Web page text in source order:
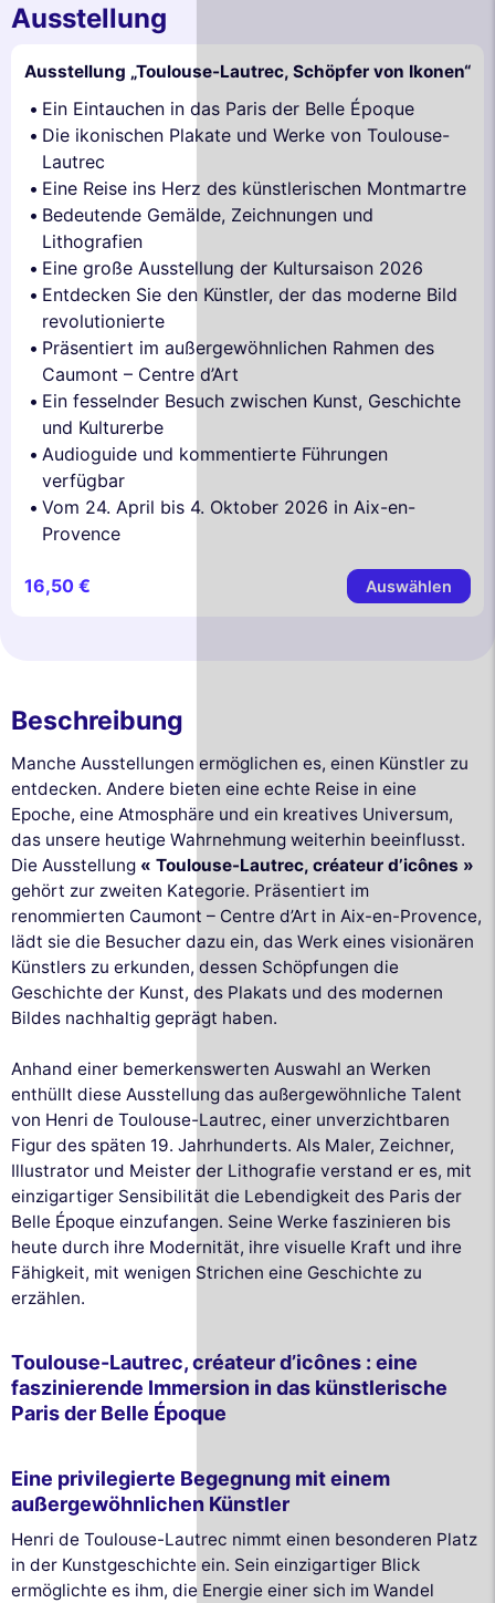
Ausstellung
Ausstellung „Toulouse-Lautrec, Schöpfer von Ikonen“
Ein Eintauchen in das Paris der Belle Époque
Die ikonischen Plakate und Werke von Toulouse-
Lautrec
Eine Reise ins Herz des künstlerischen Montmartre
Bedeutende Gemälde, Zeichnungen und
Lithografien
Eine große Ausstellung der Kultursaison 2026
Entdecken Sie den Künstler, der das moderne Bild
revolutionierte
Präsentiert im außergewöhnlichen Rahmen des
Caumont – Centre d’Art
Ein fesselnder Besuch zwischen Kunst, Geschichte
und Kulturerbe
Audioguide und kommentierte Führungen
verfügbar
Vom 24. April bis 4. Oktober 2026 in Aix-en-
Provence
16,50 € Auswählen
Beschreibung
Manche Ausstellungen ermöglichen es, einen Künstler zu
entdecken. Andere bieten eine echte Reise in eine
Epoche, eine Atmosphäre und ein kreatives Universum,
das unsere heutige Wahrnehmung weiterhin beeinflusst.
Die Ausstellung « Toulouse-Lautrec, créateur d’icônes »
gehört zur zweiten Kategorie. Präsentiert im
renommierten Caumont – Centre d’Art in Aix-en-Provence,
lädt sie die Besucher dazu ein, das Werk eines visionären
Künstlers zu erkunden, dessen Schöpfungen die
Geschichte der Kunst, des Plakats und des modernen
Bildes nachhaltig geprägt haben.
Anhand einer bemerkenswerten Auswahl an Werken
enthüllt diese Ausstellung das außergewöhnliche Talent
von Henri de Toulouse-Lautrec, einer unverzichtbaren
Figur des späten 19. Jahrhunderts. Als Maler, Zeichner,
Illustrator und Meister der Lithografie verstand er es, mit
einzigartiger Sensibilität die Lebendigkeit des Paris der
Belle Époque einzufangen. Seine Werke faszinieren bis
heute durch ihre Modernität, ihre visuelle Kraft und ihre
Fähigkeit, mit wenigen Strichen eine Geschichte zu
erzählen.
Toulouse-Lautrec, créateur d’icônes : eine
faszinierende Immersion in das künstlerische
Paris der Belle Époque
Eine privilegierte Begegnung mit einem
außergewöhnlichen Künstler
Henri de Toulouse-Lautrec nimmt einen besonderen Platz
in der Kunstgeschichte ein. Sein einzigartiger Blick
ermöglichte es ihm, die Energie einer sich im Wandel